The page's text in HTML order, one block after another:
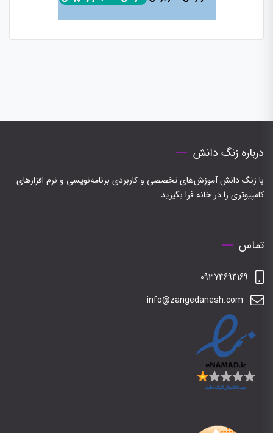
درباره زنگ دانش
با زنگ دانش آموزش‌های تخصصی و کاربردی برنامه‌نویسی و نرم افزارهای
کامپیوتری را در خانه فرا بگیرید.
تماس
09374694169
info@zangedanesh.com